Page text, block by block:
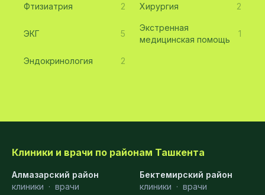
Фтизиатрия 2 Хирургия 2
ЭКГ 5
Экстренная
медицинская помощь
1
Эндокринология 2
Клиники и врачи по районам Ташкента
Алмазарский район
клиники · врачи
Бектемирский район
клиники · врачи